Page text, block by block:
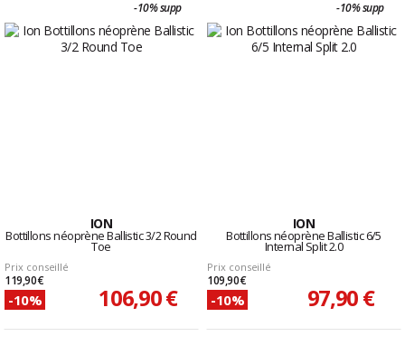
-10% supp
ION
Bottillons néoprène Ballistic 3/2 Round
Toe
Prix conseillé
119,90 €
-10% 106,90 €
-10% supp
ION
Bottillons néoprène Ballistic 6/5
Internal Split 2.0
Prix conseillé
109,90 €
-10% 97,90 €